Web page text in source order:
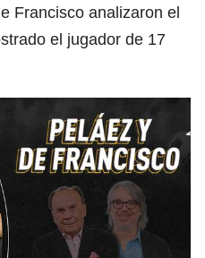
Francisco analizaron el
el jugador de 17